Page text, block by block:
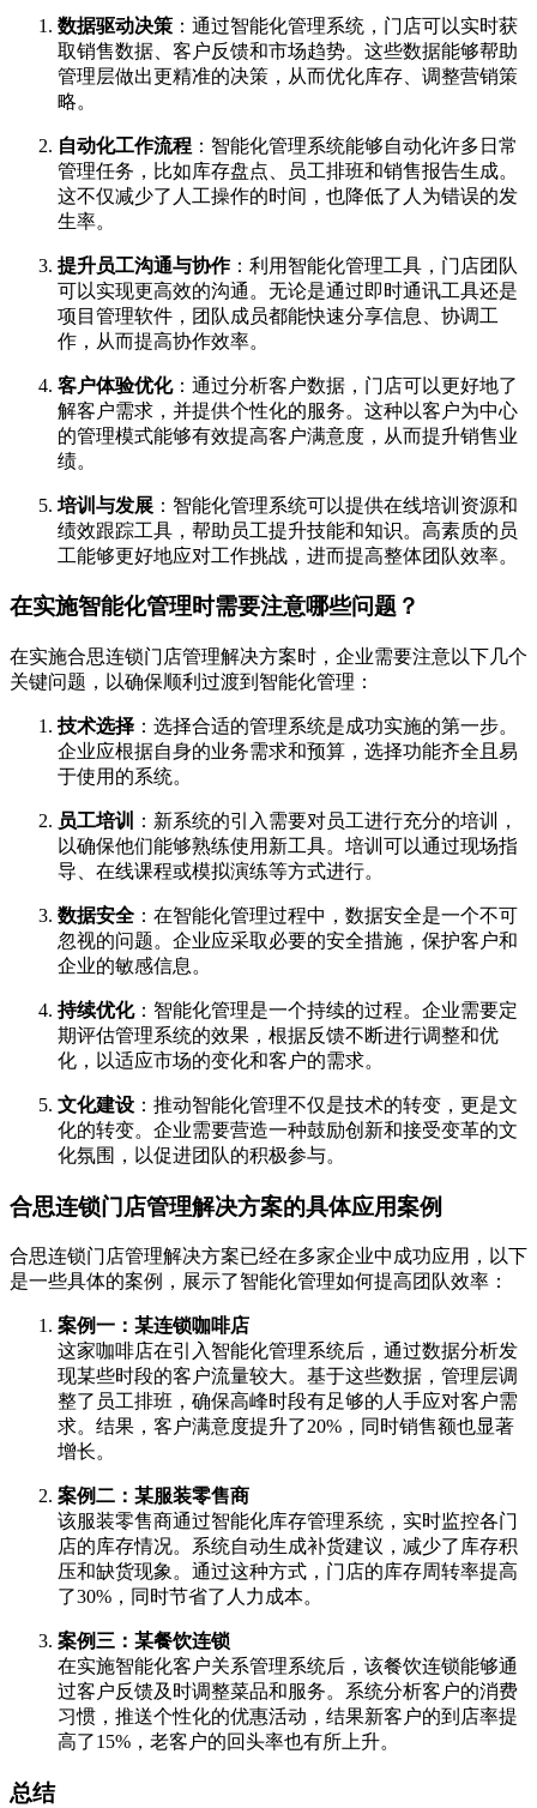
数据驱动决策 ：通过智能化管理系统，门店可以实时获
取销售数据、客户反馈和市场趋势。这些数据能够帮助
管理层做出更精准的决策，从而优化库存、调整营销策
略。
自动化工作流程 ：智能化管理系统能够自动化许多日常
管理任务，比如库存盘点、员工排班和销售报告生成。
这不仅减少了人工操作的时间，也降低了人为错误的发
生率。
提升员工沟通与协作：利用智能化管理工具，门店团队
可以实现更高效的沟通。无论是通过即时通讯工具还是
项目管理软件，团队成员都能快速分享信息、协调工
作，从而提高协作效率。
客户体验优化：通过分析客户数据，门店可以更好地了
解客户需求，并提供个性化的服务。这种以客户为中心
的管理模式能够有效提高客户满意度，从而提升销售业
绩。
培训与发展 ：智能化管理系统可以提供在线培训资源和
绩效跟踪工具，帮助员工提升技能和知识。高素质的员
工能够更好地应对工作挑战，进而提高整体团队效率。
在实施智能化管理时需要注意哪些问题？
在实施合思连锁门店管理解决方案时，企业需要注意以下几个
关键问题，以确保顺利过渡到智能化管理：
技术选择 ：选择合适的管理系统是成功实施的第一步。
企业应根据自身的业务需求和预算，选择功能齐全且易
于使用的系统。
员工培训
：新系统的引入需要对员工进行充分的培训，
以确保他们能够熟练使用新工具。培训可以通过现场指
导、在线课程或模拟演练等方式进行。
数据安全 ：在智能化管理过程中，数据安全是一个不可
忽视的问题。企业应采取必要的安全措施，保护客户和
企业的敏感信息。
持续优化：智能化管理是一个持续的过程。企业需要定
期评估管理系统的效果，根据反馈不断进行调整和优
化，以适应市场的变化和客户的需求。
文化建设 ：推动智能化管理不仅是技术的转变，更是文
化的转变。企业需要营造一种鼓励创新和接受变革的文
化氛围，以促进团队的积极参与。
合思连锁门店管理解决方案的具体应用案例
合思连锁门店管理解决方案已经在多家企业中成功应用，以下
是一些具体的案例，展示了智能化管理如何提高团队效率：
案例一：某连锁咖啡店
这家咖啡店在引入智能化管理系统后，通过数据分析发
现某些时段的客户流量较大。基于这些数据，管理层调
整了员工排班，确保高峰时段有足够的人手应对客户需
求。结果，客户满意度提升了20%，同时销售额也显著
增长。
案例二：某服装零售商
该服装零售商通过智能化库存管理系统，实时监控各门
店的库存情况。系统自动生成补货建议，减少了库存积
压和缺货现象。通过这种方式，门店的库存周转率提高
了30%，同时节省了人力成本。
案例三：某餐饮连锁
在实施智能化客户关系管理系统后，该餐饮连锁能够通
过客户反馈及时调整菜品和服务。系统分析客户的消费
习惯，推送个性化的优惠活动，结果新客户的到店率提
高了15%，老客户的回头率也有所上升。
总结